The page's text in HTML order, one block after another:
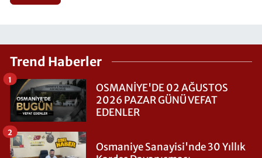
Trend Haberler
OSMANİYE'DE 02 AĞUSTOS
2026 PAZAR GÜNÜ VEFAT
EDENLER
1
Osmaniye Sanayisi'nde 30 Yıllık
2